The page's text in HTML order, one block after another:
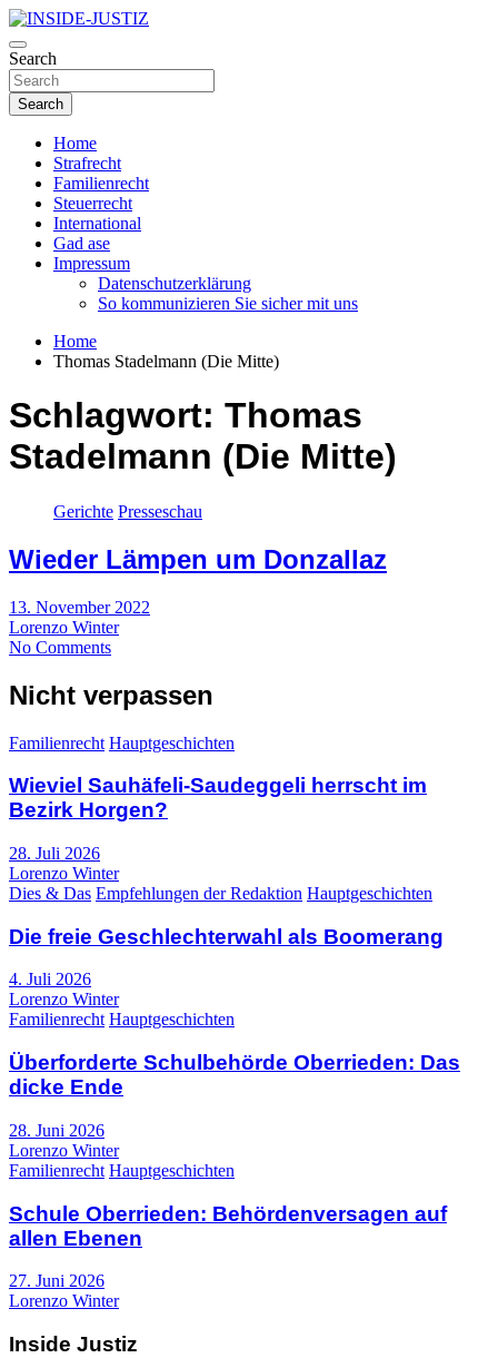
Skip
to
content
INSIDE-JUSTIZ
Investigativer Journalismus zur Dritten Gewalt
Search
Search
Home
Strafrecht
Familienrecht
Steuerrecht
International
Gad ase
Impressum
Datenschutzerklärung
So kommunizieren Sie sicher mit uns
Home
Thomas Stadelmann (Die Mitte)
Schlagwort: Thomas
Stadelmann (Die Mitte)
Gerichte Presseschau
Wieder Lämpen um Donzallaz
13. November 2022
Lorenzo Winter
No Comments
Nicht verpassen
Familienrecht Hauptgeschichten
Wieviel Sauhäfeli-Saudeggeli herrscht im
Bezirk Horgen?
28. Juli 2026
Lorenzo Winter
Dies & Das Empfehlungen der Redaktion Hauptgeschichten
Die freie Geschlechterwahl als Boomerang
4. Juli 2026
Lorenzo Winter
Familienrecht Hauptgeschichten
Überforderte Schulbehörde Oberrieden: Das
dicke Ende
28. Juni 2026
Lorenzo Winter
Familienrecht Hauptgeschichten
Schule Oberrieden: Behördenversagen auf
allen Ebenen
27. Juni 2026
Lorenzo Winter
Inside Justiz